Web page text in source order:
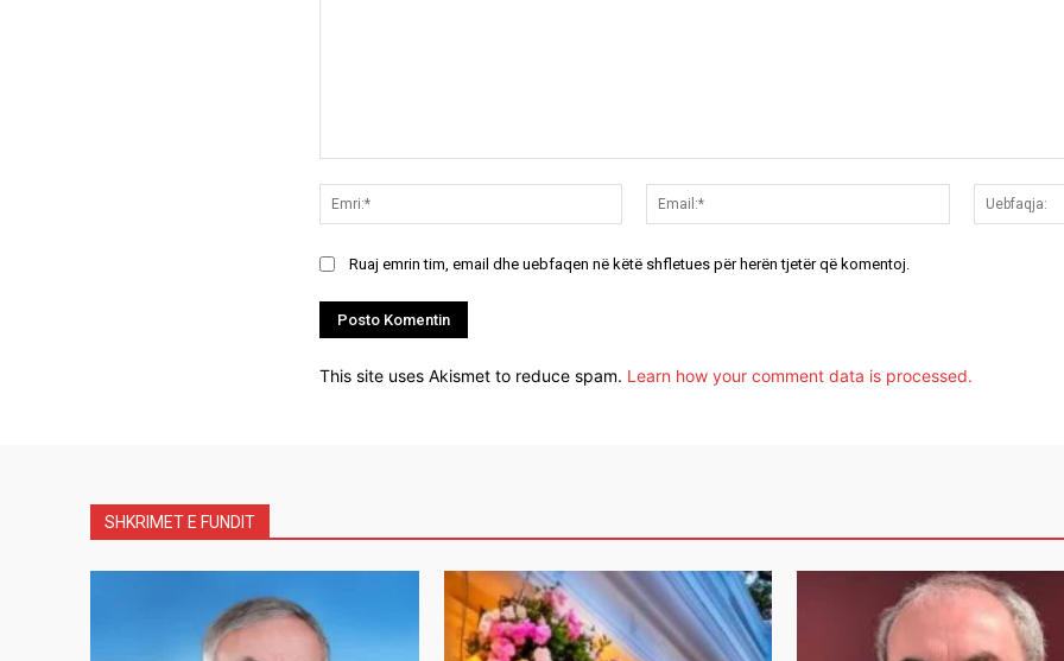
Emri:*
Email:*
Ruaj emrin tim, email dhe uebfaqen në këtë shfletues për herën tjetër që komentoj.
This site uses Akismet to reduce spam. Learn how your comment data is processed.
SHKRIMET E FUNDIT